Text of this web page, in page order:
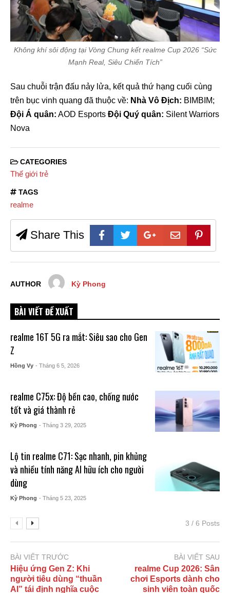
Không khí sôi động tại Vòng Chung kết realme Cup 2026 “Sức
Mạnh Real, Siêu Chiến Tích”
Sau chuỗi trận đấu nảy lửa, kết quả thứ hạng cuối cùng
trên bục vinh quang đã thuộc về: Nhà Vô Địch: BIMBIM;
Đội Á quân: AOD Esports Đội Quý quân: Silent Warriors
Nova
CATEGORIES
Thế giới trẻ
TAGS
realme
Share This
AUTHOR Kỳ Phong
BÀI VIẾT ĐỀ XUẤT
realme 16T 5G ra mắt: Siêu sao cho Gen
Z
Hồng Vy - Tháng 6 5, 2026
realme C75x: Độ bền cao, chống nước
tốt và giá thành rẻ
Kỳ Phong - Tháng 3 29, 2025
Lộ tin realme C71: Sạc nhanh, pin khủng
và nhiều tính năng AI hữu ích cho người
dùng
Kỳ Phong - Tháng 5 23, 2025
3 / 6 Posts
BÀI VIẾT TRƯỚC
Hiệu ứng Gen Z: Khi
người tiêu dùng “thuần
AI” tái định nghĩa cuộc
BÀI VIẾT SAU
realme Cup 2026: Sân
chơi Esports dành cho
sinh viên toàn quốc